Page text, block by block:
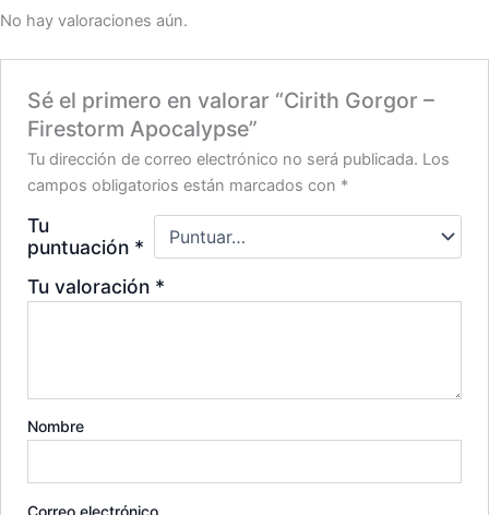
No hay valoraciones aún.
Sé el primero en valorar “Cirith Gorgor –
Firestorm Apocalypse”
Tu dirección de correo electrónico no será publicada. Los
campos obligatorios están marcados con *
Tu
puntuación *
Tu valoración *
Nombre